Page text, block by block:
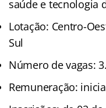
saúde e tecnologia
Lotação: Centro-
Sul
Número de vagas:
Remuneração: